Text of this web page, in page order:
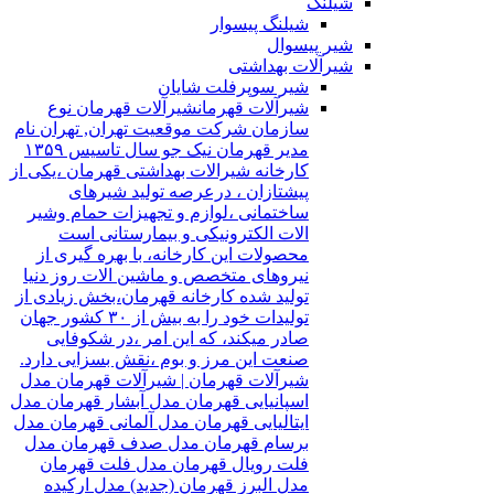
شیلنگ پیسوار
شیر پیسوال
شیرآلات بهداشتی
شیر سوپرفلت شایان
شیرآلات قهرمانشیرآلات قهرمان نوع
سازمان شرکت موقعیت تهران, تهران نام
مدیر قهرمان نیک جو سال تاسیس ۱۳۵۹
کارخانه شیرالات بهداشتی قهرمان ،یکی از
پیشتازان ، درعرصه تولید شیرهای
ساختمانی ،لوازم و تجهیزات حمام وشیر
الات الکترونیکی و بیمارستانی است
محصولات این کارخانه، با بهره گیری از
نیروهای متخصص و ماشین الات روز دنیا
تولید شده کارخانه قهرمان،بخش زیادی از
تولیدات خود را به بیش از ۳۰ کشور جهان
صادر میکند، که این امر ،در شکوفایی
صنعت این مرز و بوم ،نقش بسزایی دارد.
شیرآلات قهرمان | شیرآلات قهرمان مدل
اسپانیایی قهرمان مدل آبشار قهرمان مدل
ایتالیایی قهرمان مدل آلمانی قهرمان مدل
برسام قهرمان مدل صدف قهرمان مدل
فلت رویال قهرمان مدل فلت قهرمان
مدل البرز قهرمان (جدید) مدل ارکیده